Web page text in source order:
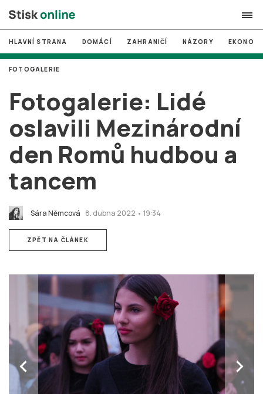
search
# MUNI
# Brno
# volby
login PŘIHLÁSIT SE
Zapomněli jste heslo?
HLAVNÍ STRANA DOMÁCÍ ZAHRANIČÍ NÁZORY
Fotogalerie: Lidé
oslavili Mezinárodní
den Romů hudbou a
tancem
Sára Němcová 8. dubna 2022 • 19:34
FOTOGALERIE
ZPĚT NA ČLÁNEK
chevron_left chevron_right